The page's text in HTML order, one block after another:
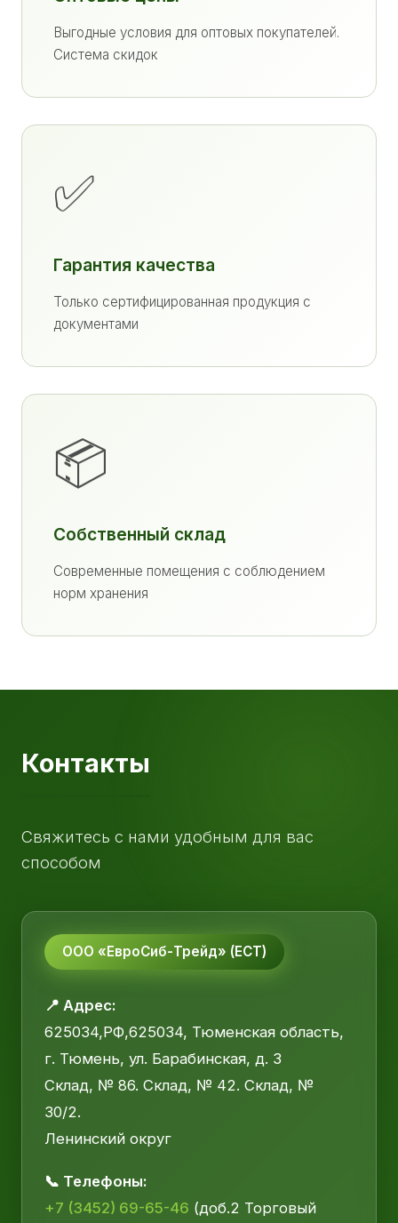
Выгодные условия для оптовых покупателей.
Система скидок
✅
Гарантия качества
Только сертифицированная продукция с
документами
📦
Собственный склад
Современные помещения с соблюдением
норм хранения
Контакты
Свяжитесь с нами удобным для вас
способом
ООО «ЕвроСиб-Трейд» (ЕСТ)
📍 Адрес:
625034,РФ,625034, Тюменская область,
г. Тюмень, ул. Барабинская, д. 3
Склад, № 86. Склад, № 42. Склад, №
30/2.
Ленинский округ
📞 Телефоны:
+7 (3452) 69-65-46 (доб.2 Торговый